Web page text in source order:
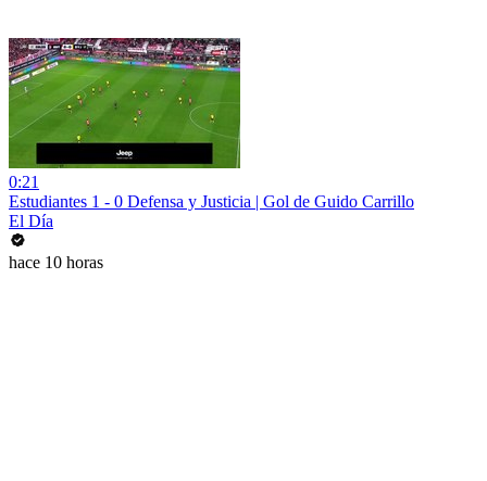
0:21
Estudiantes 1 - 0 Defensa y Justicia | Gol de Guido Carrillo
El Día
hace 10 horas